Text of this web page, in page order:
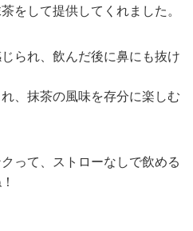
をして提供してくれました。
られ、飲んだ後に鼻にも抜け
、抹茶の風味を存分に楽しむ
って、ストローなしで飲める